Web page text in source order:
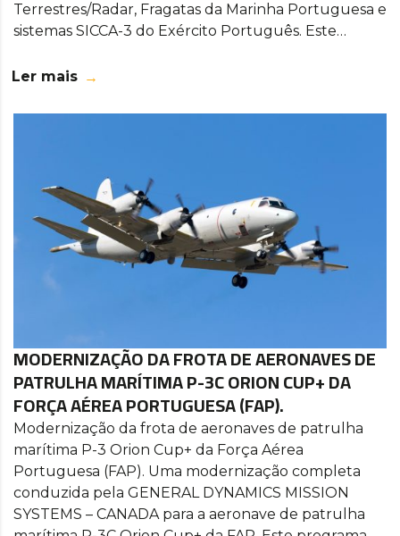
Terrestres/Radar, Fragatas da Marinha Portuguesa e
sistemas SICCA-3 do Exército Português. Este…
Ler mais
MODERNIZAÇÃO DA FROTA DE AERONAVES DE
PATRULHA MARÍTIMA P-3C ORION CUP+ DA
FORÇA AÉREA PORTUGUESA (FAP).
Modernização da frota de aeronaves de patrulha
marítima P-3 Orion Cup+ da Força Aérea
Portuguesa (FAP). Uma modernização completa
conduzida pela GENERAL DYNAMICS MISSION
SYSTEMS – CANADA para a aeronave de patrulha